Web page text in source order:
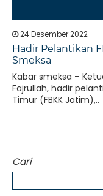
24 Desember 2022
Hadir Pelantikan
Smeksa
Kabar smeksa –
Fajrullah, hadir
Timur (FBKK Jatim),..
Cari